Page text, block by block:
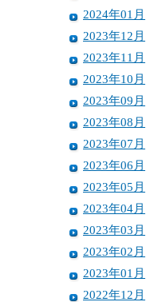
2024年01月
2023年12月
2023年11月
2023年10月
2023年09月
2023年08月
2023年07月
2023年06月
2023年05月
2023年04月
2023年03月
2023年02月
2023年01月
2022年12月